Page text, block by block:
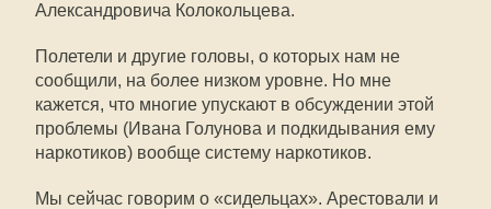
Александровича Колокольцева.
Полетели и другие головы, о которых нам не
сообщили, на более низком уровне. Но мне
кажется, что многие упускают в обсуждении этой
проблемы (Ивана Голунова и подкидывания ему
наркотиков) вообще систему наркотиков.
Мы сейчас говорим о «сидельцах». Арестовали и